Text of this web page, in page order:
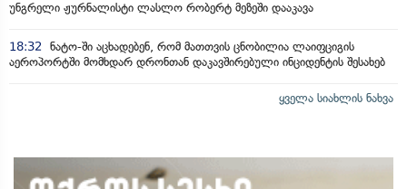
უნგრელი ჟურნალისტი ლასლო რობერტ მეზეში დააკავა
18:32 ნატო-ში აცხადებენ, რომ მათთვის ცნობილია ლაიფციგის
აეროპორტში მომხდარ დრონთან დაკავშირებული ინციდენტის შესახებ
ყველა სიახლის ნახვა